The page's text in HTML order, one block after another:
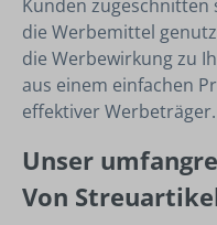
Kunden
die Werbemittel
die Werbewirkung zu
aus einem einfachen
effektiver Werbeträger.
Unser
Von